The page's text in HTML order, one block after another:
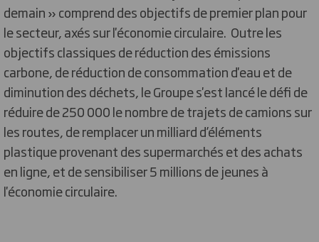
demain » comprend des objectifs de premier plan pour
le secteur, axés sur l'économie circulaire. Outre les
objectifs classiques de réduction des émissions
carbone, de réduction de consommation d'eau et de
diminution des déchets, le Groupe s'est lancé le défi de
réduire de 250 000 le nombre de trajets de camions sur
les routes, de remplacer un milliard d’éléments
plastique provenant des supermarchés et des achats
en ligne, et de sensibiliser 5 millions de jeunes à
l'économie circulaire.